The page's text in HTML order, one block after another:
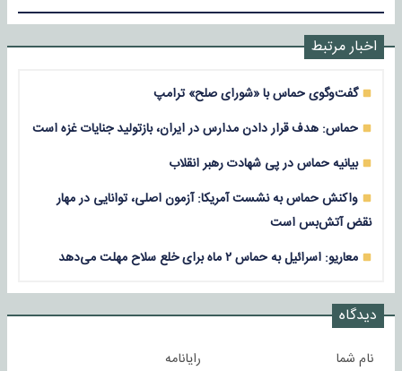
اخبار مرتبط
گفت‌وگوی حماس با «شورای صلح» ترامپ
حماس: هدف قرار دادن مدارس در ایران، بازتولید جنایات غزه است
بیانیه حماس در پی شهادت رهبر انقلاب
واکنش حماس به نشست آمریکا: آزمون اصلی، توانایی در مهار
نقض آتش‌بس است
معاریو: اسرائیل به حماس ۲ ماه برای خلع سلاح مهلت می‌دهد
دیدگاه
نام شما رایانامه